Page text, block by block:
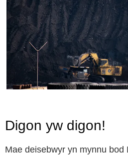
Digon yw digon!
Mae deisebwyr yn mynnu bod